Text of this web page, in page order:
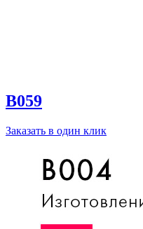
B059
Заказать в один клик